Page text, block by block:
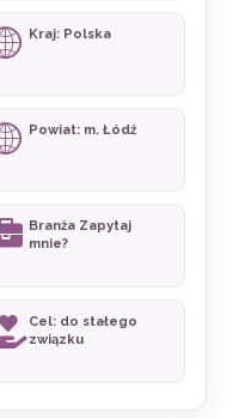
Kraj: Polska
Powiat: m. Łódź
Branża Zapytaj
mnie?
Cel: do stałego
związku